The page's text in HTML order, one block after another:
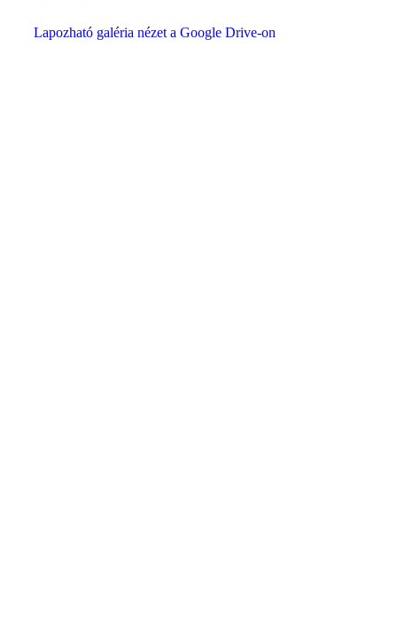
Lapozható galéria nézet a Google Drive-on